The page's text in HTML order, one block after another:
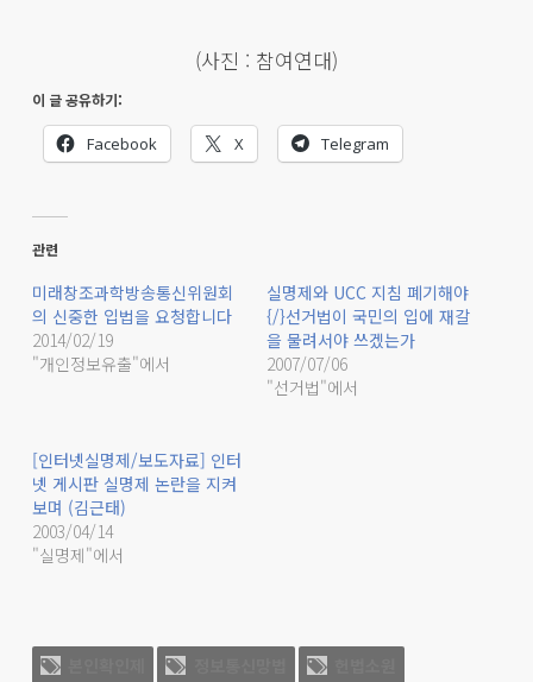
(사진 : 참여연대)
이 글 공유하기:
Facebook X Telegram
관련
미래창조과학방송통신위원회
의 신중한 입법을 요청합니다
2014/02/19
"개인정보유출"에서
실명제와 UCC 지침 폐기해야
{/}선거법이 국민의 입에 재갈
을 물려서야 쓰겠는가
2007/07/06
"선거법"에서
[인터넷실명제/보도자료] 인터
넷 게시판 실명제 논란을 지켜
보며 (김근태)
2003/04/14
"실명제"에서